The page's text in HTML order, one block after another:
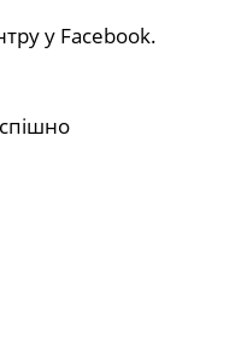
у Facebook.